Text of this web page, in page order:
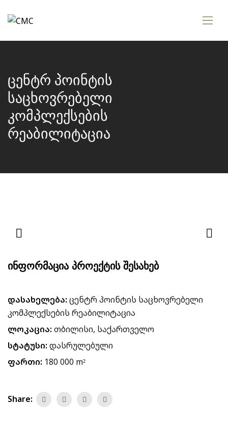
ცენტრ პოინტის
საცხოვრებელი
კომპლექსების
რეაბილიტაცია
ᲘᲜᲤᲝᲠᲛᲐᲪᲘᲐ ᲞᲠᲝᲔᲥᲢᲘᲡ ᲨᲔᲡᲐᲮᲔᲑ
დასახელება: ცენტრ პოინტის საცხოვრებელი
კომპლექსების რეაბილიტაცია
ლოკაცია: თბილისი, საქართველო
სტატუსი: დასრულებული
ფართი: 180 000 m²
Share: